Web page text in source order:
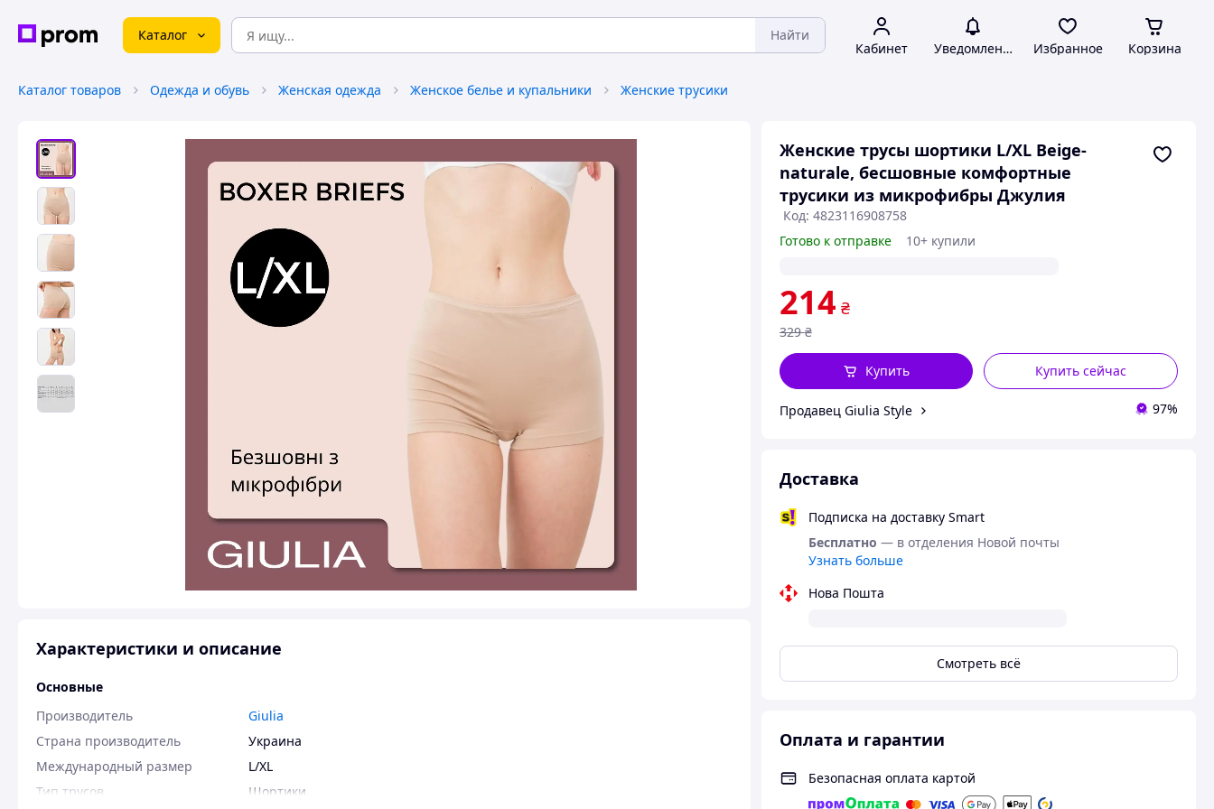
Каталог Найти
Кабинет Уведомления Избранное Корзина
Каталог товаров Одежда и обувь Женская одежда Женское белье и купальники Женские трусики
Женские трусы шортики L/XL Beige-
naturale, бесшовные комфортные
трусики из микрофибры Джулия
Код: 4823116908758
Готово к отправке
10+ купили
214 ₴
329 ₴
Купить сейчас
Купить
Продавец Giulia Style 97%
Доставка
Подписка на доставку Smart
Бесплатно — в отделения Новой почты
Узнать больше
Нова Пошта
Смотреть всё
Оплата и гарантии
Безопасная оплата картой
Характеристики и описание
Основные
Производитель
Giulia
Страна производитель
Украина
Международный размер
L/XL
Тип трусов
Шортики